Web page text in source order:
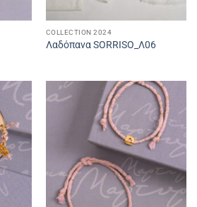
COLLECTION 2024
Λαδόπανα SORRISO_Λ06